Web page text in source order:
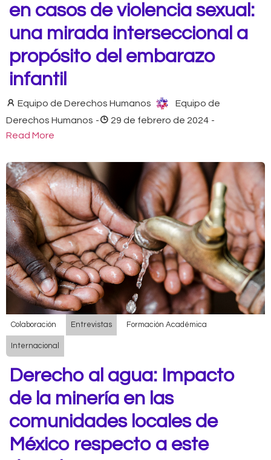
en casos de violencia sexual:
una mirada interseccional a
propósito del embarazo
infantil
Equipo de Derechos Humanos
Equipo de
Derechos Humanos - 29 de febrero de 2024 -
Read More
Colaboración Entrevistas Formación Académica
Internacional
Derecho al agua: Impacto
de la minería en las
comunidades locales de
México respecto a este